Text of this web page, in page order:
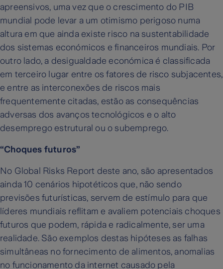
apreensivos, uma vez que o crescimento do PIB
mundial pode levar a um otimismo perigoso numa
altura em que ainda existe risco na sustentabilidade
dos sistemas económicos e financeiros mundiais. Por
outro lado, a desigualdade económica é classificada
em terceiro lugar entre os fatores de risco subjacentes,
e entre as interconexões de riscos mais
frequentemente citadas, estão as consequências
adversas dos avanços tecnológicos e o alto
desemprego estrutural ou o subemprego.
“Choques futuros”
No Global Risks Report deste ano, são apresentados
ainda 10 cenários hipotéticos que, não sendo
previsões futurísticas, servem de estímulo para que
líderes mundiais reflitam e avaliem potenciais choques
futuros que podem, rápida e radicalmente, ser uma
realidade. São exemplos destas hipóteses as falhas
simultâneas no fornecimento de alimentos, anomalias
no funcionamento da internet causado pela